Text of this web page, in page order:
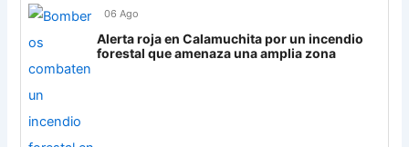
06 Ago
Alerta roja en Calamuchita por un incendio
forestal que amenaza una amplia zona